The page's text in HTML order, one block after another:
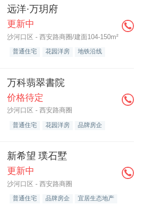
远洋·万玥府
更新中
沙河口区 - 西安路商圈/建面104-150m²
普通住宅 花园洋房 地铁沿线
万科翡翠書院
价格待定
沙河口区 - 西安路商圈
普通住宅 花园洋房 品牌房企
新希望 璞石墅
更新中
沙河口区 - 西安路商圈
普通住宅 品牌房企 宜居生态地产